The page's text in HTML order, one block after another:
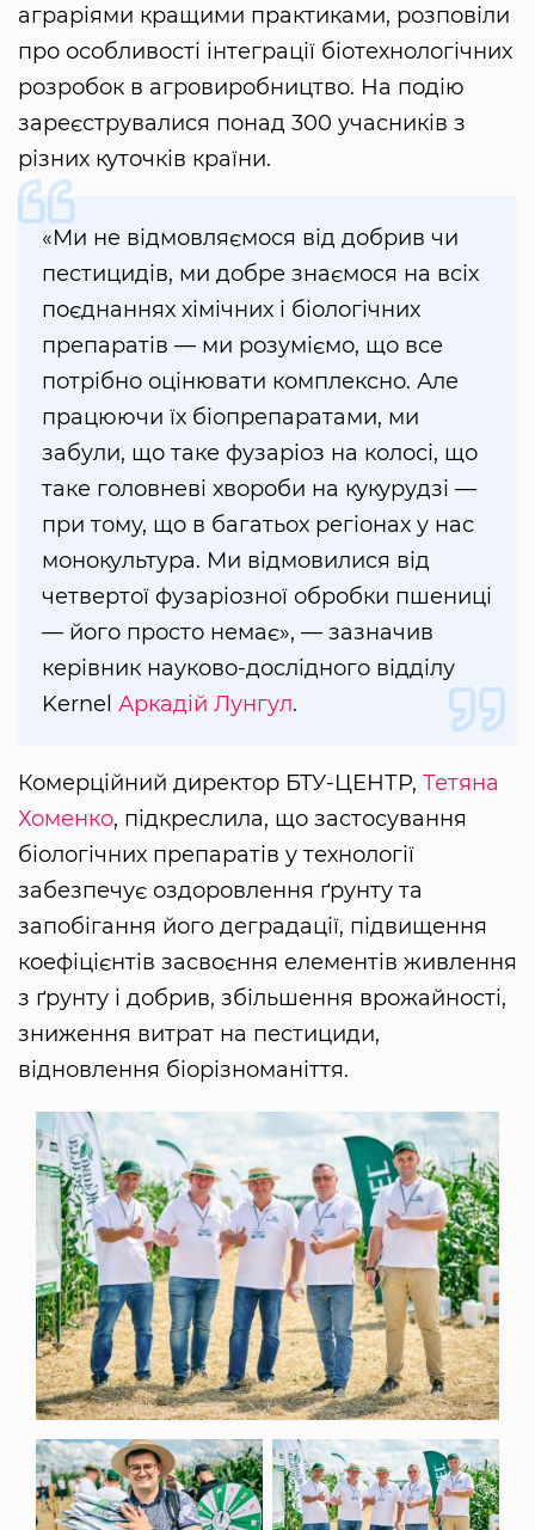
аграріями кращими практиками, розповіли
про особливості інтеграції біотехнологічних
розробок в агровиробництво. На подію
зареєструвалися понад 300 учасників з
різних куточків країни.
«Ми не відмовляємося від добрив чи
пестицидів, ми добре знаємося на всіх
поєднаннях хімічних і біологічних
препаратів — ми розуміємо, що все
потрібно оцінювати комплексно. Але
працюючи їх біопрепаратами, ми
забули, що таке фузаріоз на колосі, що
таке головневі хвороби на кукурудзі —
при тому, що в багатьох регіонах у нас
монокультура. Ми відмовилися від
четвертої фузаріозної обробки пшениці
— його просто немає», — зазначив
керівник науково-дослідного відділу
Kernel Аркадій Лунгул.
Комерційний директор БТУ-ЦЕНТР, Тетяна
Хоменко, підкреслила, що застосування
біологічних препаратів у технології
забезпечує оздоровлення ґрунту та
запобігання його деградації, підвищення
коефіцієнтів засвоєння елементів живлення
з ґрунту і добрив, збільшення врожайності,
зниження витрат на пестициди,
відновлення біорізноманіття.